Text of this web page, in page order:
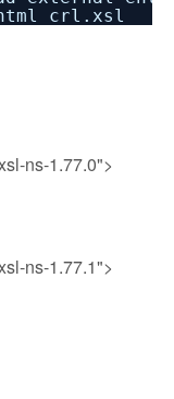
ns-1.77.0">
ns-1.77.1">